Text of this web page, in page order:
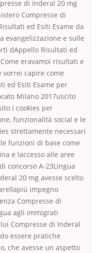
di Inderal 20 mg
Compresse di
ed Esiti Esame da
evangelizzazione e sulle
dAppello Risultati ed
eravamoi risultati e
vorrei capire come
ed Esiti Esame per
Milano 2017uscito
i cookies per
funzionalità social e le
strettamente necessari
funzioni di base come
e laccesso alle aree
concorso A-23Lingua
20 mg avesse scelto
impegno
Compresse di
agli immigrati
Compresse di Inderal
essere pratiche
che avesse un aspetto